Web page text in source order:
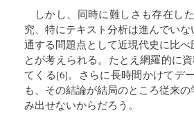
しかし、同時に難しさも存在し
究、特にテキスト分析は進んでい
通する問題点として近現代史に比
とが考えられる。たとえ網羅的に
てくる[6]。さらに長時間かけてデ
も、その結論が結局のところ従来
み出せないからだろう。